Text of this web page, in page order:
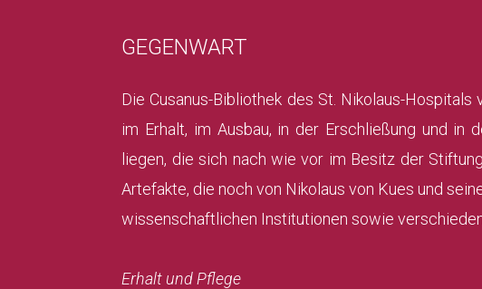
GEGENWART
Die Cusanus-Bibliothek des St. Nikolaus-
im Erhalt, im Ausbau, in der Erschließung und in
liegen, die sich nach wie vor im Besitz der
Artefakte, die noch von Nikolaus von Kues und
wissenschaftlichen Institutionen sowie
Erhalt und Pflege